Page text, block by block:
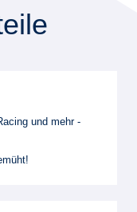
und mehr -